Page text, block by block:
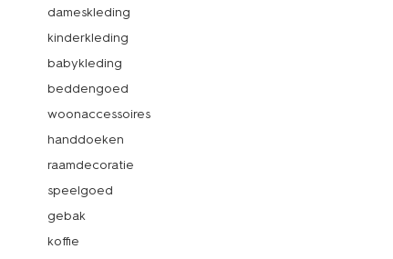
dameskleding
kinderkleding
babykleding
beddengoed
woonaccessoires
handdoeken
raamdecoratie
speelgoed
gebak
koffie